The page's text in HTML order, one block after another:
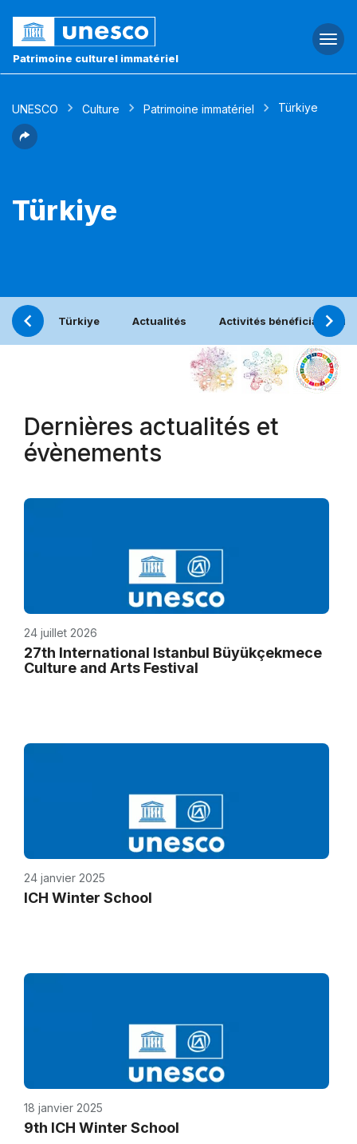
Patrimoine culturel immatériel
UNESCO Culture Patrimoine immatériel Türkiye
Türkiye
Türkiye Actualités Activités bénéficiant du
Dernières actualités et
évènements
24 juillet 2026
27th International Istanbul Büyükçekmece
Culture and Arts Festival
24 janvier 2025
ICH Winter School
18 janvier 2025
9th ICH Winter School